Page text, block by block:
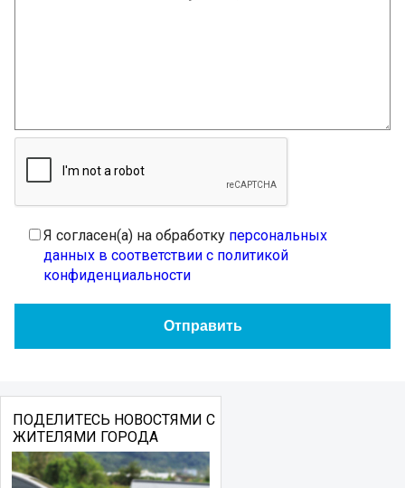
Я согласен(а) на обработку персональных
данных в соответствии с политикой
конфиденциальности
ПОДЕЛИТЕСЬ НОВОСТЯМИ С
ЖИТЕЛЯМИ ГОРОДА